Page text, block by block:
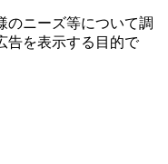
のニーズ等について調
告を表⽰する⽬的で